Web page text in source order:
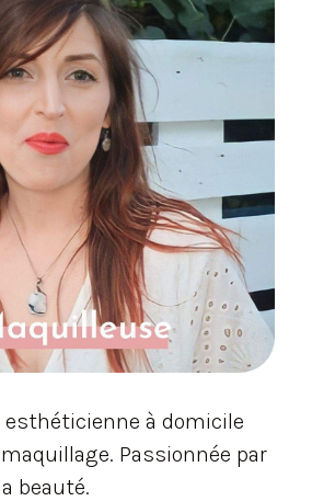
esthéticienne à domicile
Passionnée par
beauté.